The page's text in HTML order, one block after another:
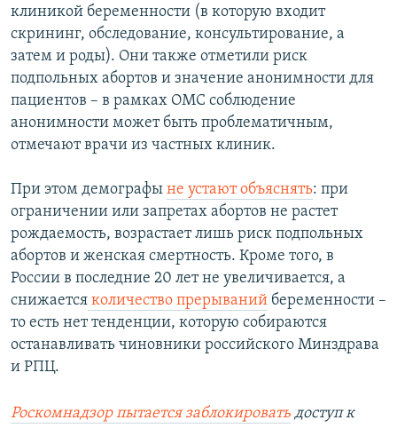
клиникой беременности (в которую входит
скрининг, обследование, консультирование, а
затем и роды). Они также отметили риск
подпольных абортов и значение анонимности для
пациентов – в рамках ОМС соблюдение
анонимности может быть проблематичным,
отмечают врачи из частных клиник.
При этом демографы не устают объяснять: при
ограничении или запретах абортов не растет
рождаемость, возрастает лишь риск подпольных
абортов и женская смертность. Кроме того, в
России в последние 20 лет не увеличивается, а
снижается количество прерываний беременности –
то есть нет тенденции, которую собираются
останавливать чиновники российского Минздрава
и РПЦ.
Роскомнадзор пытается заблокировать доступ к